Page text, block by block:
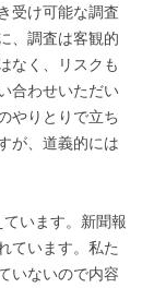
受け可能な調査
、調査は客観的
なく、リスクも
合わせいただい
やりとりで立ち
が、道義的には
います。新聞報
ています。私た
いないので内容